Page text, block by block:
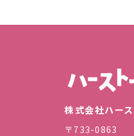
株式会社ハー
〒733-0863